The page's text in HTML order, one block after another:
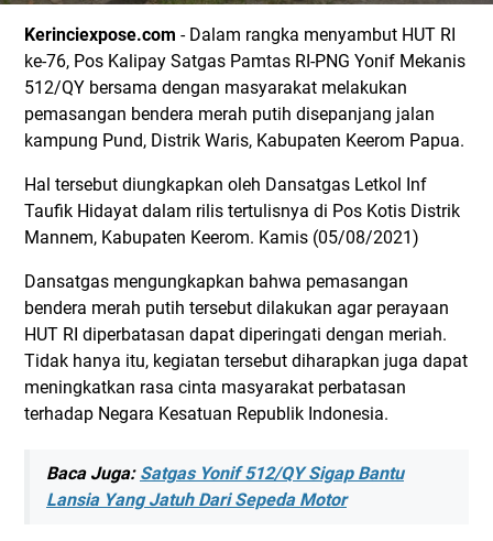
Kerinciexpose.com - Dalam rangka menyambut HUT RI
ke-76, Pos Kalipay Satgas Pamtas RI-PNG Yonif Mekanis
512/QY bersama dengan masyarakat melakukan
pemasangan bendera merah putih disepanjang jalan
kampung Pund, Distrik Waris, Kabupaten Keerom Papua.
Hal tersebut diungkapkan oleh Dansatgas Letkol Inf
Taufik Hidayat dalam rilis tertulisnya di Pos Kotis Distrik
Mannem, Kabupaten Keerom. Kamis (05/08/2021)
Dansatgas mengungkapkan bahwa pemasangan
bendera merah putih tersebut dilakukan agar perayaan
HUT RI diperbatasan dapat diperingati dengan meriah.
Tidak hanya itu, kegiatan tersebut diharapkan juga dapat
meningkatkan rasa cinta masyarakat perbatasan
terhadap Negara Kesatuan Republik Indonesia.
Baca Juga: Satgas Yonif 512/QY Sigap Bantu
Lansia Yang Jatuh Dari Sepeda Motor